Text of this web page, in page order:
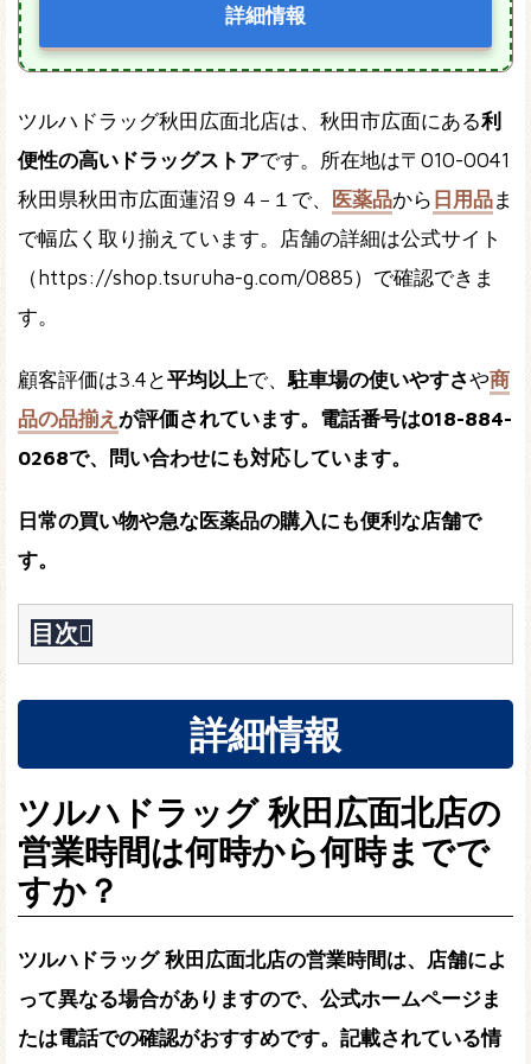
詳細情報
ツルハドラッグ秋田広面北店は、秋田市広面にある利
便性の高いドラッグストアです。所在地は〒010-0041
秋田県秋田市広面蓮沼９４−１で、
医薬品から 日用品ま
で幅広く取り揃えています。店舗の詳細は公式サイト
（https://shop.tsuruha-g.com/0885）で確認できま
す。
顧客評価は3.4と平均以上で、駐車場の使いやすさや商
品の品揃え が評価されています。電話番号は018-884-
0268で、問い合わせにも対応しています。
日常の買い物や急な医薬品の購入にも便利な店舗で
す。
目次
詳細情報
ツルハドラッグ 秋田広面北店の
営業時間は何時から何時までで
すか？
ツルハドラッグ 秋田広面北店の営業時間は、店舗によ
って異なる場合がありますので、公式ホームページま
たは電話での確認がおすすめです。記載されている情